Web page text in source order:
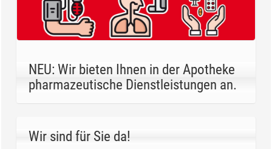
NEU: Wir bieten Ihnen in der Apotheke
pharmazeutische Dienstleistungen an.
Wir sind für Sie da!